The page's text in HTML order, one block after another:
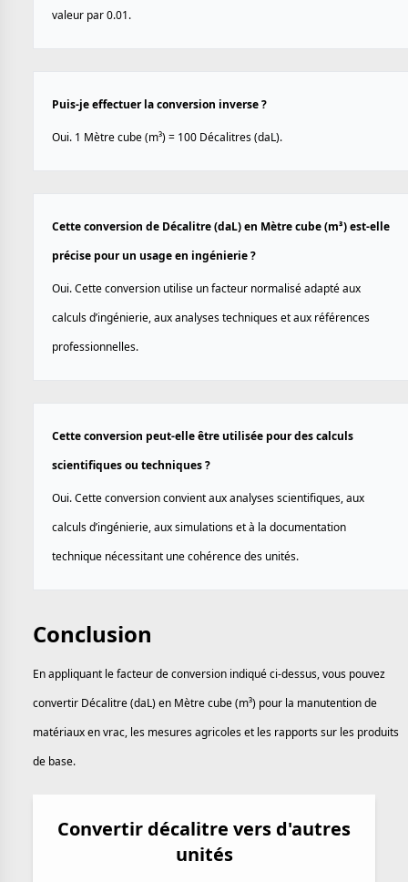
valeur par 0.01.
Puis-je effectuer la conversion inverse ?
Oui. 1 Mètre cube (m³) = 100 Décalitres (daL).
Cette conversion de Décalitre (daL) en Mètre cube (m³) est-elle
précise pour un usage en ingénierie ?
Oui. Cette conversion utilise un facteur normalisé adapté aux
calculs d’ingénierie, aux analyses techniques et aux références
professionnelles.
Cette conversion peut-elle être utilisée pour des calculs
scientifiques ou techniques ?
Oui. Cette conversion convient aux analyses scientifiques, aux
calculs d’ingénierie, aux simulations et à la documentation
technique nécessitant une cohérence des unités.
Conclusion
En appliquant le facteur de conversion indiqué ci-dessus, vous pouvez
convertir Décalitre (daL) en Mètre cube (m³) pour la manutention de
matériaux en vrac, les mesures agricoles et les rapports sur les produits
de base.
Convertir décalitre vers d'autres
unités